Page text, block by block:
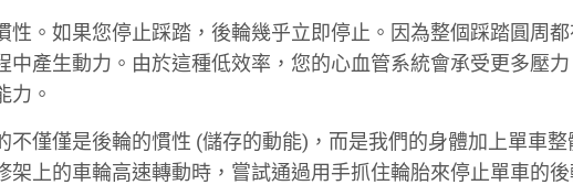
。如果您停止踩踏，後輪幾乎立即停止。因為整個踩踏圓周都
產生動力。由於這種低效率，您的心血管系統會承受更多壓力
力。
僅僅是後輪的慣性 (儲存的動能)，而是我們的身體加上單車整
上的車輪高速轉動時，嘗試通過用手抓住輪胎來停止單車的